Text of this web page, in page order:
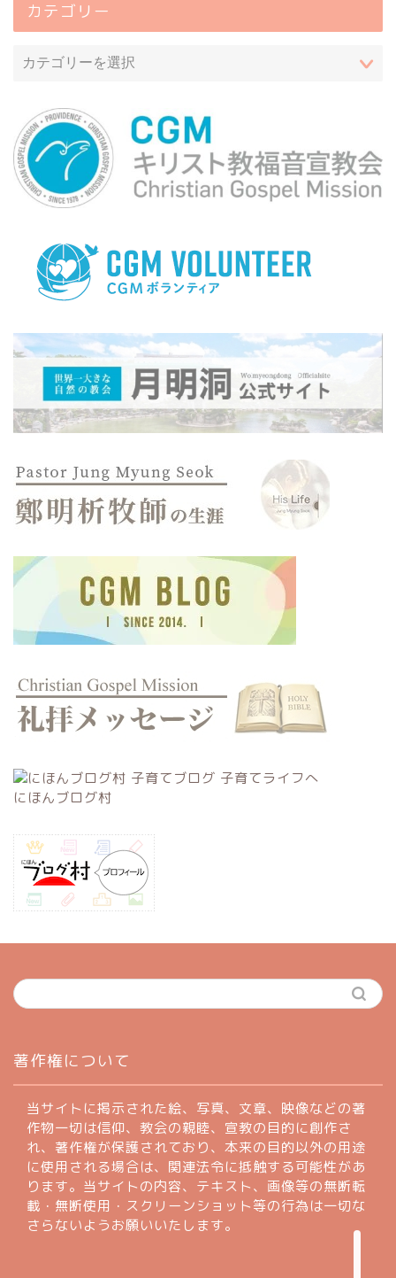
カテゴリー
にほんブログ村
著作権について
当サイトに掲示された絵、写真、文章、映像などの著
作物一切は信仰、教会の親睦、宣教の目的に創作さ
れ、著作権が保護されており、本来の目的以外の用途
に使用される場合は、関連法令に抵触する可能性があ
ります。当サイトの内容、テキスト、画像等の無断転
載・無断使用・スクリーンショット等の行為は一切な
さらないようお願いいたします。
profile
著作権について
お問い合わせフォーム